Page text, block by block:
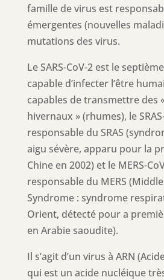
famille de virus est
émergentes (nouvelles
mutations des virus.
Le SARS-CoV-2 est le
capable d’infecter l’être
capables de transmettre des
hivernaux » (rhumes), le
responsable du SRAS
aigu sévère, apparu pour la
Chine en 2002) et le MERS-
responsable du MERS
Syndrome : syndrome
Orient, détecté pour a
en Arabie saoudite).
Il s’agit d’un virus à ARN
qui est un acide nucléique